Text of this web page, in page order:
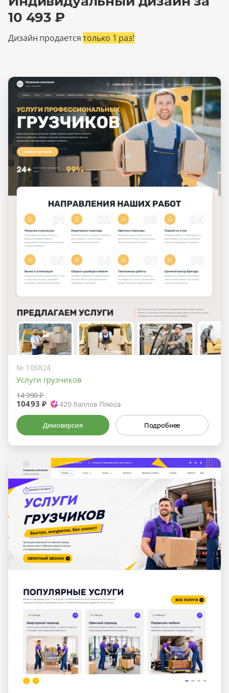
10 493 ₽
Дизайн продаетсятолько 1 раз!
№ 106824
Услуги грузчиков
14 990 ₽
10493 ₽ 420 баллов Плюса
Демоверсия Подробнее